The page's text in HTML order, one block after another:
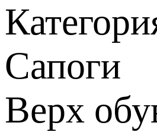
Сапоги
Верх